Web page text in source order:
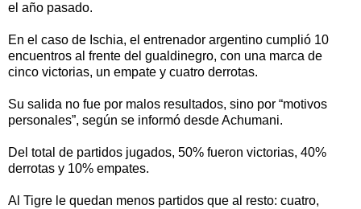
el año pasado.
En el caso de Ischia, el entrenador argentino cumplió 10
encuentros al frente del gualdinegro, con una marca de
cinco victorias, un empate y cuatro derrotas.
Su salida no fue por malos resultados, sino por “motivos
personales”, según se informó desde Achumani.
Del total de partidos jugados, 50% fueron victorias, 40%
derrotas y 10% empates.
Al Tigre le quedan menos partidos que al resto: cuatro,